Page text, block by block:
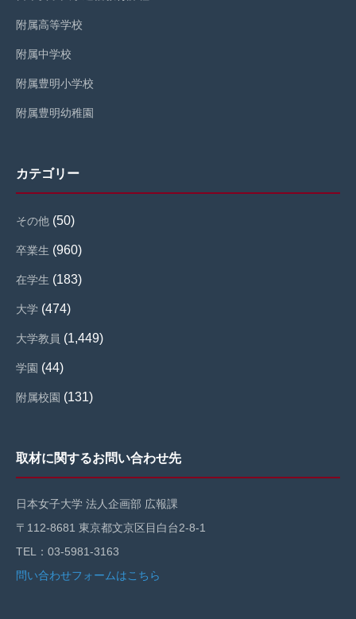
附属高等学校
附属中学校
附属豊明小学校
附属豊明幼稚園
カテゴリー
その他 (50)
卒業生 (960)
在学生 (183)
大学 (474)
大学教員 (1,449)
学園 (44)
附属校園 (131)
取材に関するお問い合わせ先
日本女子大学 法人企画部 広報課
〒112-8681 東京都文京区目白台2-8-1
TEL：03-5981-3163
問い合わせフォームはこちら